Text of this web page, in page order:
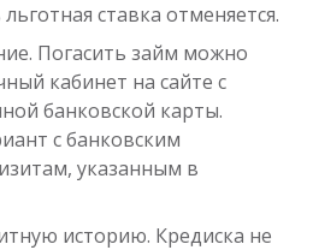
ставка отменяется.
Погасить займ можно
кабинет на сайте с
банковской карты.
с банковским
указанным в
историю. Кредиска не